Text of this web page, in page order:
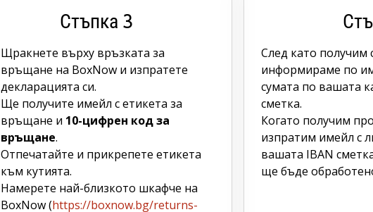
Стъпка 3
Щракнете върху връзката за
връщане на BoxNow и изпратете
декларацията си.
Ще получите имейл с етикета за
връщане и 10-цифрен код за
връщане.
Отпечатайте и прикрепете етикета
към кутията.
Намерете най-близкото шкафче на
BoxNow (https://boxnow.bg/returns-
След като получим
информираме по
сумата по вашата
сметка.
Когато получим
изпратим имейл с
вашата IBAN
ще бъде